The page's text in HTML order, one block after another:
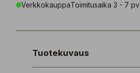
VerkkokauppaToimitusaika 3 - 7 pv
Tuotekuvaus